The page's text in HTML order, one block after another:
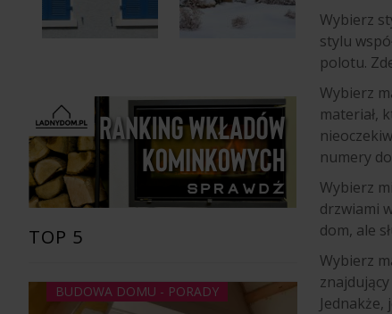
Wybierz
stylu
polotu.
Wybierz
materiał,
numery
Wybierz
drzwiami
dom, ale
Wybierz
TOP 5
BUDOWA DOMU - PORADY